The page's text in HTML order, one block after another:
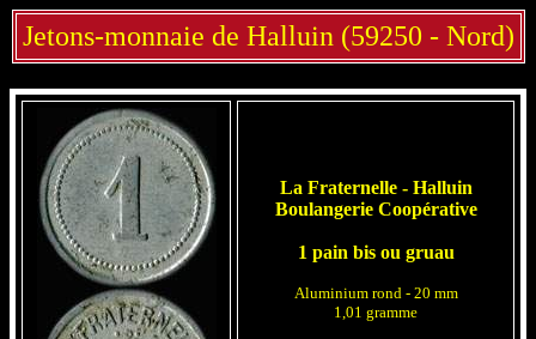
Jetons-monnaie de Halluin (59250 - Nord)
La Fraternelle - Halluin
Boulangerie Coopérative
1 pain bis ou gruau
Aluminium rond - 20 mm
1,01 gramme